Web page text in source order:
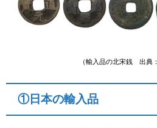
（輸入品の北宋銭 出典：
①日本の輸入品